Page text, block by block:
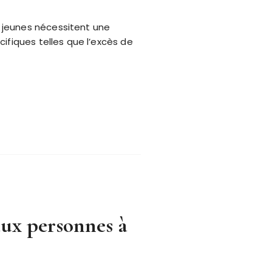
nécessitent une
telles que l’excès de
personnes à